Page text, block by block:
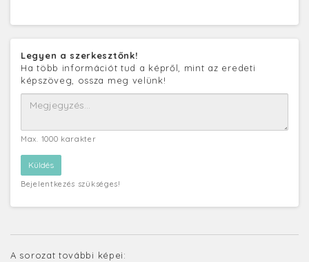
Legyen a szerkesztőnk!
Ha több információt tud a képről, mint az eredeti
képszöveg, ossza meg velünk!
Max. 1000 karakter
Bejelentkezés szükséges!
A sorozat további képei: